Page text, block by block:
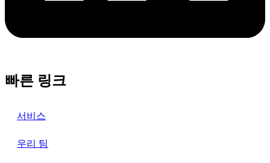
빠른 링크
서비스
우리 팀